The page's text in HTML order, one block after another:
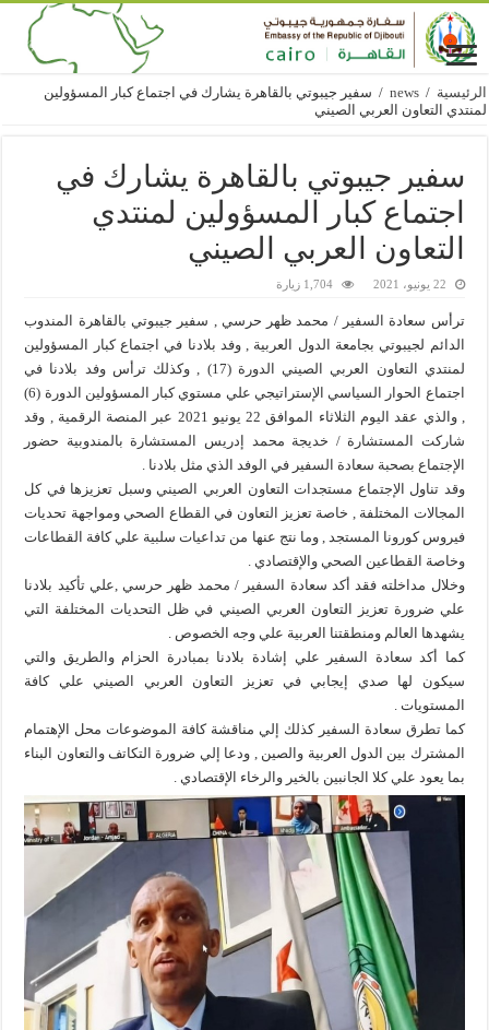
الرئيسية /
news
/ سفير جيبوتي بالقاهرة يشارك في اجتماع كبار المسؤولين
لمنتدي التعاون العربي الصيني
سفير جيبوتي بالقاهرة يشارك في
اجتماع كبار المسؤولين لمنتدي
التعاون العربي الصيني
22 يونيو، 2021 1,704 زيارة
ترأس سعادة السفير / محمد ظهر حرسي , سفير جيبوتي بالقاهرة المندوب
الدائم لجيبوتي بجامعة الدول العربية , وفد بلادنا في اجتماع كبار المسؤولين
لمنتدي التعاون العربي الصيني الدورة (17) , وكذلك ترأس وفد بلادنا في
اجتماع الحوار السياسي الإستراتيجي علي مستوي كبار المسؤولين الدورة (6)
, والذي عقد اليوم الثلاثاء الموافق 22 يونيو 2021 عبر المنصة الرقمية , وقد
شاركت المستشارة / خديجة محمد إدريس المستشارة بالمندوبية حضور
الإجتماع بصحبة سعادة السفير في الوفد الذي مثل بلادنا .
وقد تناول الإجتماع مستجدات التعاون العربي الصيني وسبل تعزيزها في كل
المجالات المختلفة , خاصة تعزيز التعاون في القطاع الصحي ومواجهة تحديات
فيروس كورونا المستجد , وما نتج عنها من تداعيات سلبية علي كافة القطاعات
وخاصة القطاعين الصحي والإقتصادي .
وخلال مداخلته فقد أكد سعادة السفير / محمد ظهر حرسي ,علي تأكيد بلادنا
علي ضرورة تعزيز التعاون العربي الصيني في ظل التحديات المختلفة التي
يشهدها العالم ومنطقتنا العربية علي وجه الخصوص .
كما أكد سعادة السفير علي إشادة بلادنا بمبادرة الحزام والطريق والتي
سيكون لها صدي إيجابي في تعزيز التعاون العربي الصيني علي كافة
المستويات .
كما تطرق سعادة السفير كذلك إلي مناقشة كافة الموضوعات محل الإهتمام
المشترك بين الدول العربية والصين , ودعا إلي ضرورة التكاتف والتعاون البناء
بما يعود علي كلا الجانبين بالخير والرخاء الإقتصادي .